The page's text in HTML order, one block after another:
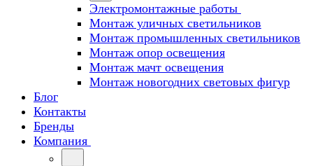
Электромонтажные работы
Монтаж уличных светильников
Монтаж промышленных светильников
Монтаж опор освещения
Монтаж мачт освещения
Монтаж новогодних световых фигур
Блог
Контакты
Бренды
Компания